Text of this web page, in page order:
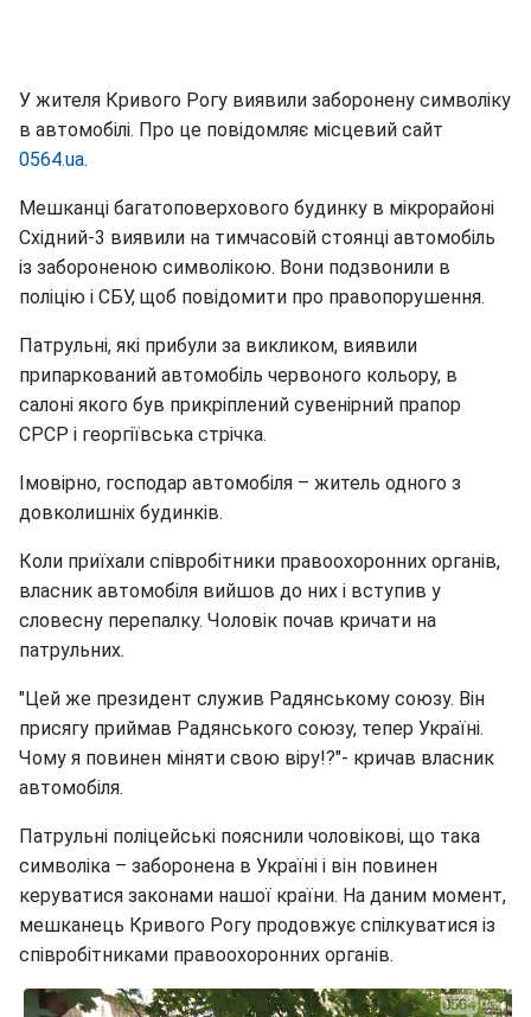
У жителя Кривого Рогу виявили заборонену символіку
в автомобілі. Про це повідомляє місцевий сайт
0564.ua.
Мешканці багатоповерхового будинку в мікрорайоні
Східний-3 виявили на тимчасовій стоянці автомобіль
із забороненою символікою. Вони подзвонили в
поліцію і СБУ, щоб повідомити про правопорушення.
Патрульні, які прибули за викликом, виявили
припаркований автомобіль червоного кольору, в
салоні якого був прикріплений сувенірний прапор
СРСР і георгіївська стрічка.
Імовірно, господар автомобіля – житель одного з
довколишніх будинків.
Коли приїхали співробітники правоохоронних органів,
власник автомобіля вийшов до них і вступив у
словесну перепалку. Чоловік почав кричати на
патрульних.
"Цей же президент служив Радянському союзу. Він
присягу приймав Радянського союзу, тепер Україні.
Чому я повинен міняти свою віру!?"- кричав власник
автомобіля.
Патрульні поліцейські пояснили чоловікові, що така
символіка – заборонена в Україні і він повинен
керуватися законами нашої країни. На даним момент,
мешканець Кривого Рогу продовжує спілкуватися із
співробітниками правоохоронних органів.